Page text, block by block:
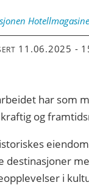
11.06.2025 -
har som
og
destinasjoner
i